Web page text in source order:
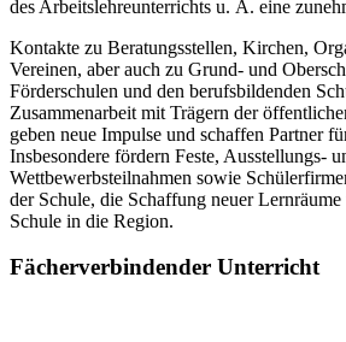
des Arbeitslehreunterrichts u. Ä. eine
Kontakte zu Beratungsstellen, Kirchen,
Vereinen, aber auch zu Grund- und
Förderschulen und den berufsbildenden
Zusammenarbeit mit Trägern der
geben neue Impulse und schaffen Partner
Insbesondere fördern Feste, Ausstellungs-
Wettbewerbsteilnahmen sowie
der Schule, die Schaffung neuer
Schule in die Region.
Fächerverbindender Unterricht